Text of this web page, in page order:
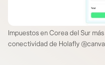
Impuestos en Corea del Sur
conectividad de Holafly @canva